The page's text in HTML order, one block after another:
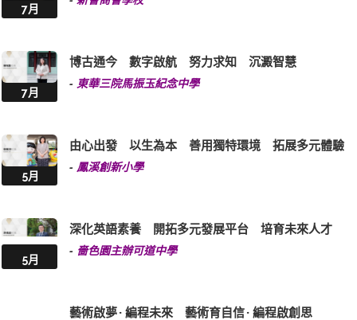
7月
7月
博古通今 數字啟航 努力求知 沉澱智慧
- 東華三院馬振玉紀念中學
5月
由心出發 以生為本 善用獨特環境 拓展多元體驗
- 鳳溪創新小學
5月
深化英語素養 開拓多元發展平台 培育未來人才
- 嗇色園主辦可道中學
藝術啟夢 · 編程未來 藝術育自信 · 編程啟創思